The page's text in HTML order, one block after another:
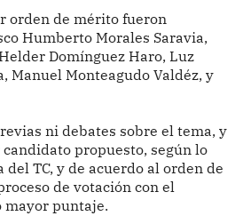
orden de mérito fueron
Humberto Morales Saravia,
Domínguez Haro, Luz
Manuel Monteagudo Valdéz, y
ni debates sobre el tema, y
propuesto, según lo
TC, y de acuerdo al orden de
de votación con el
mayor puntaje.